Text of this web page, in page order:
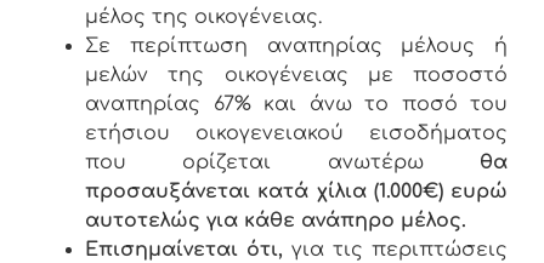
μέλος της οικογένειας.
Σε περίπτωση αναπηρίας μέλους ή
μελών της οικογένειας με ποσοστό
αναπηρίας 67% και άνω το ποσό του
ετήσιου οικογενειακού εισοδήματος
που ορίζεται ανωτέρω θα
προσαυξάνεται κατά χίλια (1.000€) ευρώ
αυτοτελώς για κάθε ανάπηρο μέλος.
Επισημαίνεται ότι, για τις περιπτώσεις